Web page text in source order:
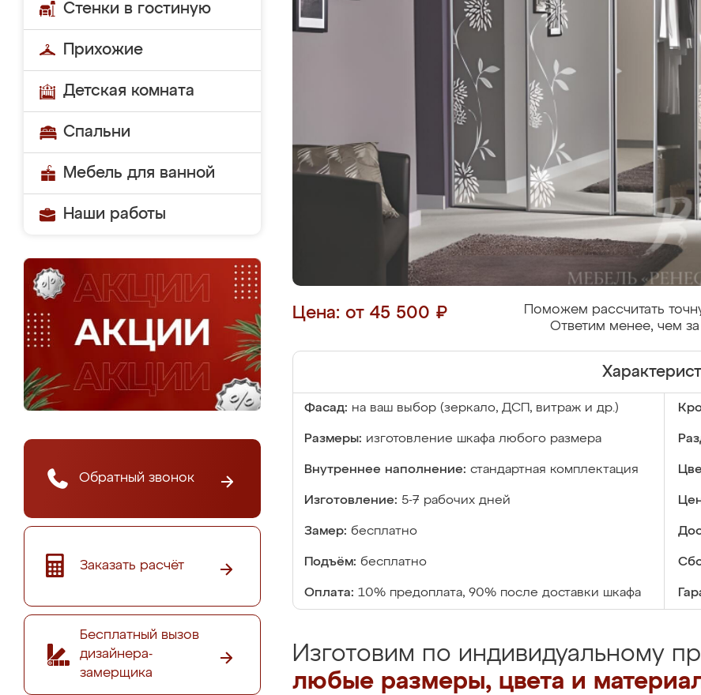
Стенки в гостиную
Прихожие
Детская комната
Спальни
Мебель для ванной
Наши работы
Обратный звонок
Заказать расчёт
Бесплатный вызов
дизайнера-
замерщика
Цена: от 45 500 ₽
Поможем рассчитать
Ответим менее, чем
Фасад: на ваш выбор (зеркало, ДСП, витраж и др.)
Размеры: изготовление шкафа любого размера
Внутреннее наполнение: стандартная комплектация
Изготовление: 5-7 рабочих дней
Замер: бесплатно
Подъём: бесплатно
Оплата: 10% предоплата, 90% после доставки шкафа
Изготовим по индивидуальному
любые размеры, цвета и